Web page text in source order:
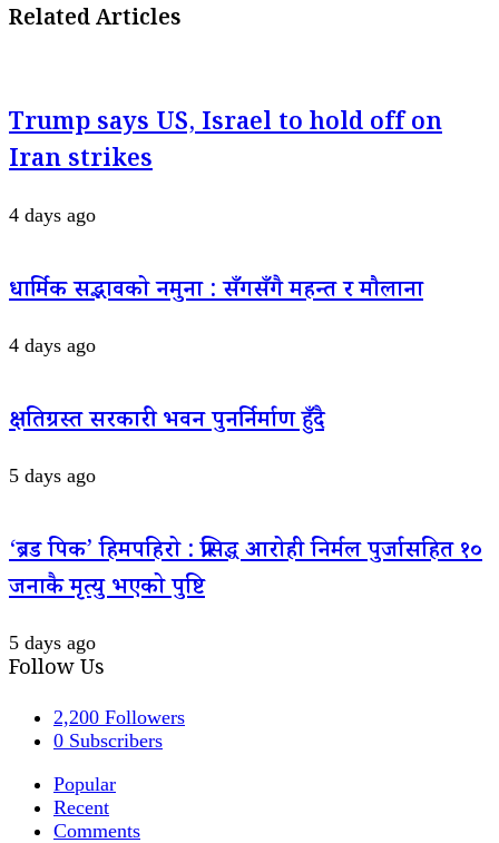
Related Articles
Trump says US, Israel to hold off on
Iran strikes
4 days ago
धार्मिक सद्भावको नमुना : सँगसँगै महन्त र मौलाना
4 days ago
क्षतिग्रस्त सरकारी भवन पुनर्निर्माण हुँदै
5 days ago
‘ब्रड पिक’ हिमपहिरो : प्रसिद्ध आरोही निर्मल पुर्जासहित १०
जनाकै मृत्यु भएको पुष्टि
5 days ago
Follow Us
2,200 Followers
0 Subscribers
Popular
Recent
Comments